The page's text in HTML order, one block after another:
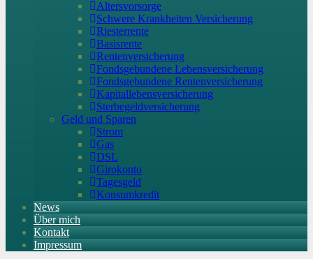
Altersvorsorge
Schwere Krankheiten Versicherung
Riesterrente
Basisrente
Rentenversicherung
Fondsgebundene Lebensversicherung
Fondsgebundene Rentenversicherung
Kapitallebensversicherung
Sterbegeldversicherung
Geld und Sparen
Strom
Gas
DSL
Girokonto
Tagesgeld
Konsumkredit
News
Über mich
Kontakt
Impressum